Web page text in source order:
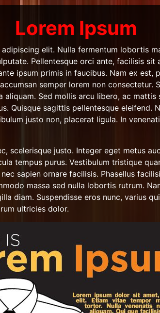
Lorem Ipsum
elit. Nulla fermentum lobortis
Pellentesque orci ante, facilisis
ipsum primis in faucibus. Nam ex est,
semper lorem non consectetur.
Sed mollis arcu libero, ac mattis
Quisque sagittis pellentesque eleifend.
justo non, placerat ligula. In
scelerisque justo. Integer eget metus
tempus purus. Vestibulum tristique
sapien ornare facilisis. Phasellus
massa sed nulla lobortis rutrum.
diam. Suspendisse eros nunc, varius
ultricies dolor.